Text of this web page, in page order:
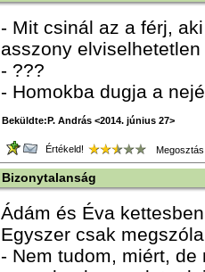
- Mit csinál az a férj,
asszony
- ???
- Homokba dugja a
Beküldte:P. András <2014. június 27>
Értékeld!
Bizonytalanság
Ádám és Éva
Egyszer csak
- Nem tudom, miért,